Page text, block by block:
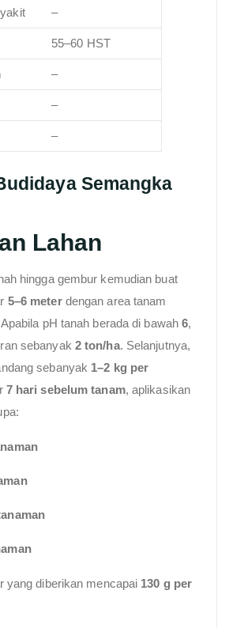
–
55–60 HST
–
–
–
Semangka
Lahan
hingga gembur kemudian buat
5–6 meterdengan area tanam
Apabila pH tanah berada di bawah6,
sebanyak 2 ton/ha. Selanjutnya,
sebanyak 1–2 kg per
7 hari sebelum tanam, aplikasikan
yang diberikan mencapai 130 g per